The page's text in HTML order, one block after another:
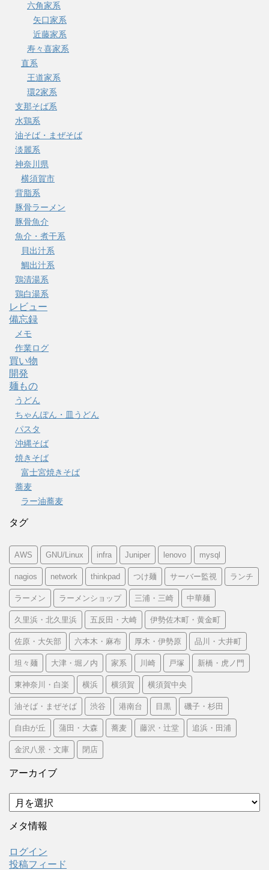
六角家系
矢口家系
近藤家系
寿々喜家系
直系
王道家系
環2家系
支那そば系
水鶏系
油そば・まぜそば
淡麗系
神奈川県
横須賀市
背脂系
豚骨ラーメン
豚骨魚介
魚介・煮干系
貝出汁系
鯛出汁系
鶏清湯系
鶏白湯系
レビュー
備忘録
メモ
作業ログ
買い物
開発
麺もの
うどん
ちゃんぽん・皿うどん
パスタ
沖縄そば
焼きそば
富士宮焼きそば
蕎麦
ラー油蕎麦
タグ
AWS GNU/Linux infra Juniper lenovo mysql
nagios network thinkpad つけ麺 サーバー監視 ランチ
ラーメン ラーメンショップ 三浦・三崎 中華麺
久里浜・北久里浜 五反田・大崎 伊勢佐木町・黄金町
佐原・大矢部 六本木・麻布 厚木・伊勢原 品川・大井町
坦々麺 大津・堀ノ内 家系 川崎 戸塚 新橋・虎ノ門
東神奈川・白楽 横浜 横須賀 横須賀中央
油そば・まぜそば 渋谷 港南台 目黒 磯子・杉田
自由が丘 蒲田・大森 蕎麦 藤沢・辻堂 追浜・田浦
金沢八景・文庫 閉店
アーカイブ
ア
ー
カ
ブ
メタ情報
ログイン
投稿フィード